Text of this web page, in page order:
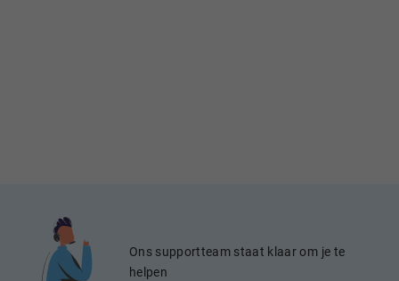
Ons supportteam staat klaar om je te
helpen